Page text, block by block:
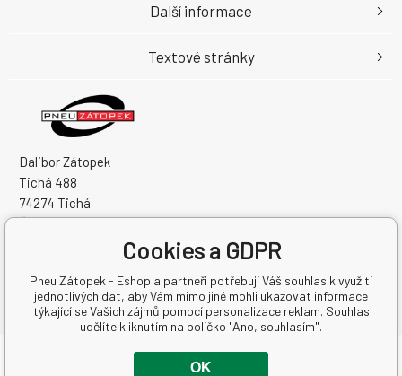
Dalibor Zátopek
Tichá 488
74274 Tichá
Česká Republika
DIČ: CZ7504094994
Další informace
Textové stránky
Copyright © 2026 Dalibor Zátopek
Cookies a GDPR
Pneu Zátopek - Eshop a partneři potřebují Váš souhlas k využití
jednotlivých dat, aby Vám mimo jiné mohli ukazovat informace
týkající se Vašich zájmů pomocí personalizace reklam. Souhlas
udělíte kliknutím na políčko "Ano, souhlasím".
OK